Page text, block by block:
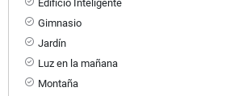
Edificio Inteligente
Gimnasio
Jardín
Luz en la mañana
Montaña